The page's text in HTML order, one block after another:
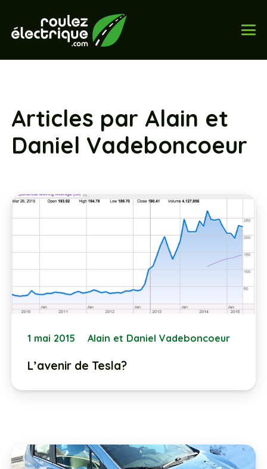
Articles par Alain et
Daniel Vadeboncoeur
1 mai 2015 Alain et Daniel Vadeboncoeur
L’avenir de Tesla?